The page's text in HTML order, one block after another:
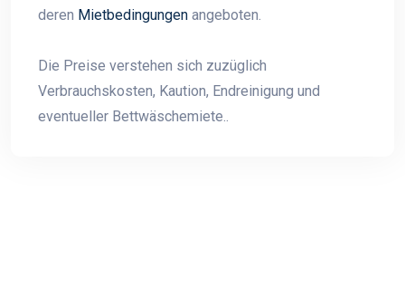
deren Mietbedingungen angeboten.
Die Preise verstehen sich zuzüglich
Verbrauchskosten, Kaution, Endreinigung und
eventueller Bettwäschemiete..